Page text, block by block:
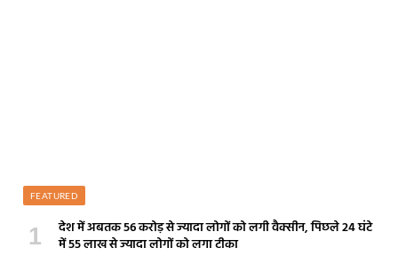
FEATURED
देश में अबतक 56 करोड़ से ज्यादा लोगों को लगी वैक्सीन, पिछले 24 घंटे
में 55 लाख से ज्यादा लोगों को लगा टीका